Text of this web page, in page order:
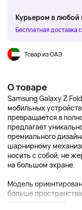
Курьером в любой
Бесплатная доставка
Товар из ОАЭ
О товаре
Samsung Galaxy Z
мобильных
превращается в
предлагает
премиального
шарнирному
носить с собой, не
на большом экране.
Модель
больше
многозадачности....